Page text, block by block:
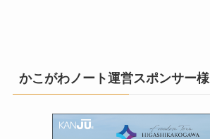
かこがわノート運営スポンサー様